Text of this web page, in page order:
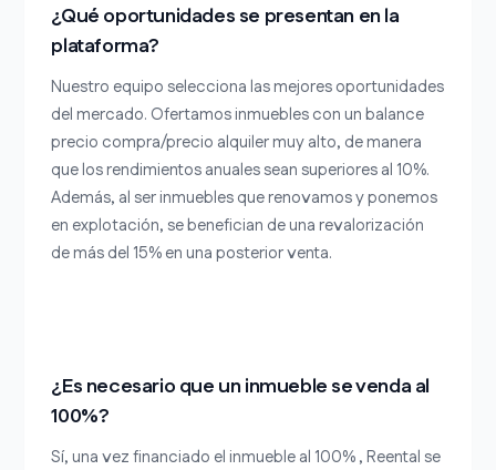
¿Qué oportunidades se presentan en la
plataforma?
Nuestro equipo selecciona las mejores oportunidades
del mercado. Ofertamos inmuebles con un balance
precio compra/precio alquiler muy alto, de manera
que los rendimientos anuales sean superiores al 10%.
Además, al ser inmuebles que renovamos y ponemos
en explotación, se benefician de una revalorización
de más del 15% en una posterior venta.
¿Es necesario que un inmueble se venda al
100%?
Sí, una vez financiado el inmueble al 100% , Reental se